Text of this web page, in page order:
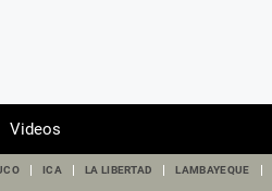
Videos
ICA LA LIBERTAD LAMBAYEQUE